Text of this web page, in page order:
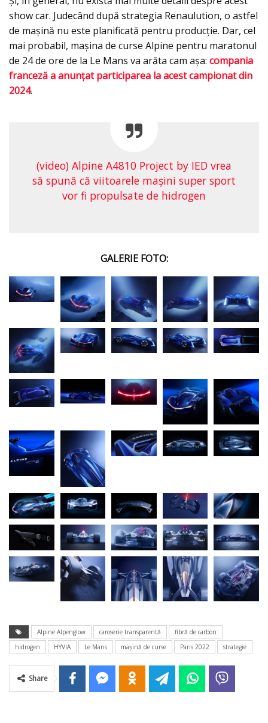
show car. Judecând după strategia Renaulution, o astfel
de mașină nu este planificată pentru producție. Dar, cel
mai probabil, mașina de curse Alpine pentru maratonul
de 24 de ore de la Le Mans va arăta cam așa: compania
franceză a anunțat participarea la acest campionat din
2024.
(video) Alpine A4810 Project by IED vrea
să spună că viitoarele maşini super sport
vor fi propulsate de hidrogen
GALERIE FOTO:
Alpine Alpenglow caroserie transparentă
fibră de carbon
hidrogen
HYVIA Le Mans maşină de curse Paris 2022 strategie
Share